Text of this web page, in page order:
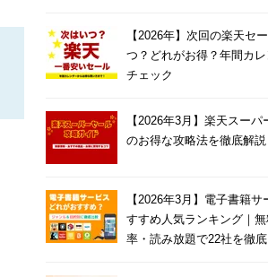
【2026年】次回の楽天セ
つ？どれがお得？年間カ
チェック
【2026年3月】楽天スーパ
のお得な攻略法を徹底解説
【2026年3月】電子書籍サ
すすめ人気ランキング｜
率・読み放題で22社を徹